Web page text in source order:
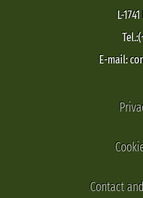
L-
E-mail:
Contact